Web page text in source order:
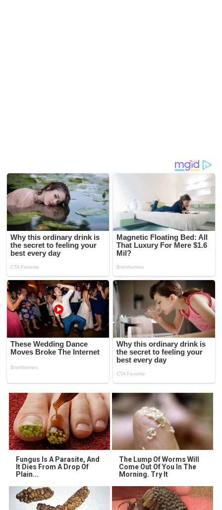
Fungus Is A Parasite, And
It Dies From A Drop Of
Plain...
The Lump Of Worms Will
Come Out Of You In The
Morning. Try It